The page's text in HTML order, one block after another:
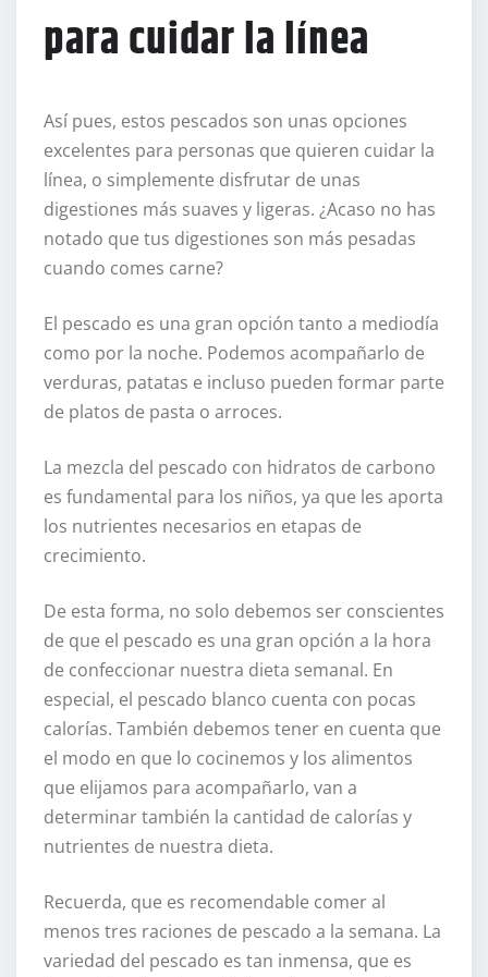
para cuidar la línea
Así pues, estos pescados son unas opciones
excelentes para personas que quieren cuidar la
línea, o simplemente disfrutar de unas
digestiones más suaves y ligeras. ¿Acaso no has
notado que tus digestiones son más pesadas
cuando comes carne?
El pescado es una gran opción tanto a mediodía
como por la noche. Podemos acompañarlo de
verduras, patatas e incluso pueden formar parte
de platos de pasta o arroces.
La mezcla del pescado con hidratos de carbono
es fundamental para los niños, ya que les aporta
los nutrientes necesarios en etapas de
crecimiento.
De esta forma, no solo debemos ser conscientes
de que el pescado es una gran opción a la hora
de confeccionar nuestra dieta semanal. En
especial, el pescado blanco cuenta con pocas
calorías. También debemos tener en cuenta que
el modo en que lo cocinemos y los alimentos
que elijamos para acompañarlo, van a
determinar también la cantidad de calorías y
nutrientes de nuestra dieta.
Recuerda, que es recomendable comer al
menos tres raciones de pescado a la semana. La
variedad del pescado es tan inmensa, que es